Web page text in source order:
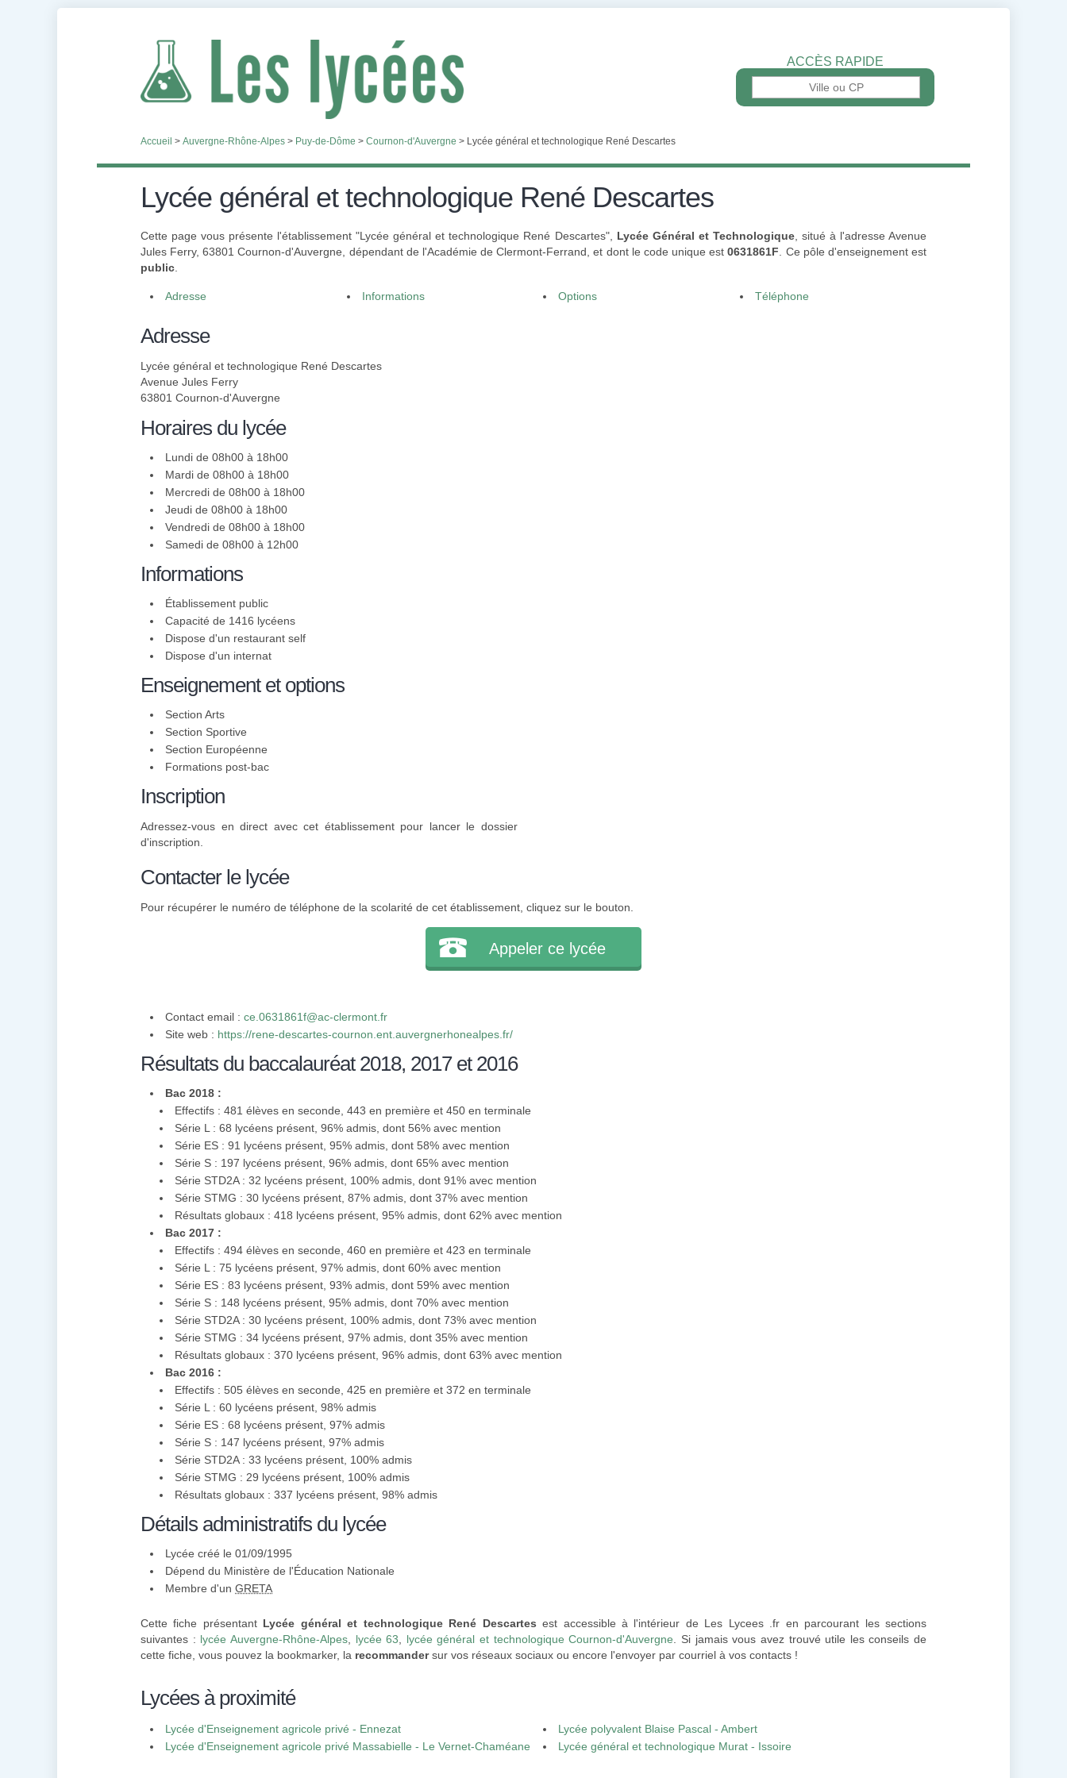
ACCÈS RAPIDE
Accueil > Auvergne-Rhône-Alpes > Puy-de-Dôme > Cournon-d'Auvergne > Lycée général et technologique René Descartes
Lycée général et technologique René Descartes
Cette page vous présente l'établissement "Lycée général et technologique René Descartes", Lycée Général et Technologique, situé à l'adresse Avenue
Jules Ferry, 63801 Cournon-d'Auvergne, dépendant de l'Académie de Clermont-Ferrand, et dont le code unique est0631861F . Ce pôle d'enseignement est
public
Adresse Informations Options Téléphone
Adresse
Lycée général et technologique René Descartes
Avenue Jules Ferry
63801 Cournon-d'Auvergne
Horaires du lycée
Lundi de 08h00 à 18h00
Mardi de 08h00 à 18h00
Mercredi de 08h00 à 18h00
Jeudi de 08h00 à 18h00
Vendredi de 08h00 à 18h00
Samedi de 08h00 à 12h00
Informations
Établissement public
Capacité de 1416 lycéens
Dispose d'un restaurant self
Dispose d'un internat
Enseignement et options
Section Arts
Section Sportive
Section Européenne
Formations post-bac
Inscription
Adressez-vous en direct avec cet établissement pour lancer le dossier
d'inscription.
Contacter le lycée
Pour récupérer le numéro de téléphone de la scolarité de cet établissement, cliquez sur le bouton.
Appeler ce lycée
Contact email : ce.0631861f@ac-clermont.fr
Site web : https://rene-descartes-cournon.ent.auvergnerhonealpes.fr/
Résultats du baccalauréat 2018, 2017 et 2016
Bac 2018 :
Effectifs : 481 élèves en seconde, 443 en première et 450 en terminale
Série L : 68 lycéens présent, 96% admis, dont 56% avec mention
Série ES : 91 lycéens présent, 95% admis, dont 58% avec mention
Série S : 197 lycéens présent, 96% admis, dont 65% avec mention
Série STD2A : 32 lycéens présent, 100% admis, dont 91% avec mention
Série STMG : 30 lycéens présent, 87% admis, dont 37% avec mention
Résultats globaux : 418 lycéens présent, 95% admis, dont 62% avec mention
Bac 2017 :
Effectifs : 494 élèves en seconde, 460 en première et 423 en terminale
Série L : 75 lycéens présent, 97% admis, dont 60% avec mention
Série ES : 83 lycéens présent, 93% admis, dont 59% avec mention
Série S : 148 lycéens présent, 95% admis, dont 70% avec mention
Série STD2A : 30 lycéens présent, 100% admis, dont 73% avec mention
Série STMG : 34 lycéens présent, 97% admis, dont 35% avec mention
Résultats globaux : 370 lycéens présent, 96% admis, dont 63% avec mention
Bac 2016 :
Effectifs : 505 élèves en seconde, 425 en première et 372 en terminale
Série L : 60 lycéens présent, 98% admis
Série ES : 68 lycéens présent, 97% admis
Série S : 147 lycéens présent, 97% admis
Série STD2A : 33 lycéens présent, 100% admis
Série STMG : 29 lycéens présent, 100% admis
Résultats globaux : 337 lycéens présent, 98% admis
Détails administratifs du lycée
Lycée créé le 01/09/1995
Dépend du Ministère de l'Éducation Nationale
Membre d'un GRETA
Cette fiche présentant Lycée général et technologique René Descartes est accessible à l'intérieur de Les Lycees .fr en parcourant les sections
suivantes : lycée Auvergne-Rhône-Alpes, lycée 63 lycée général et technologique Cournon-d'Auvergne . Si jamais vous avez trouvé utile les conseils de
cette fiche, vous pouvez la bookmarker, la recommandersur vos réseaux sociaux ou encore l'envoyer par courriel à vos contacts !
Lycées à proximité
Lycée d'Enseignement agricole privé - Ennezat
Lycée polyvalent Blaise Pascal - Ambert
Lycée d'Enseignement agricole privé Massabielle - Le Vernet-Chaméane
Lycée général et technologique Murat - Issoire